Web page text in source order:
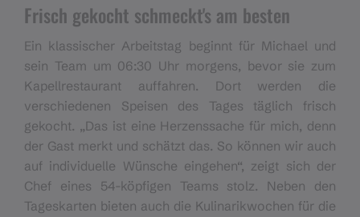
Frisch gekocht schmeckt's am besten
Ein klassischer Arbeitstag beginnt für Michael und
sein Team um 06:30 Uhr morgens, bevor sie zum
Kapellrestaurant auffahren. Dort werden die
verschiedenen Speisen des Tages täglich frisch
gekocht. „Das ist eine Herzenssache für mich, denn
der Gast merkt und schätzt das. So können wir auch
auf individuelle Wünsche eingehen“, zeigt sich der
Chef eines 54-köpfigen Teams stolz. Neben den
Tageskarten bieten auch die Kulinarikwochen für die